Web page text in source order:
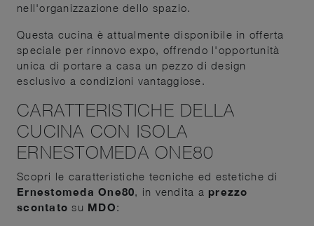
nell'organizzazione dello spazio.
Questa cucina è attualmente disponibile in offerta
speciale per rinnovo expo, offrendo l'opportunità
unica di portare a casa un pezzo di design
esclusivo a condizioni vantaggiose.
CARATTERISTICHE DELLA
CUCINA CON ISOLA
ERNESTOMEDA ONE80
Scopri le caratteristiche tecniche ed estetiche di
Ernestomeda One80, in vendita a prezzo
scontato su MDO: